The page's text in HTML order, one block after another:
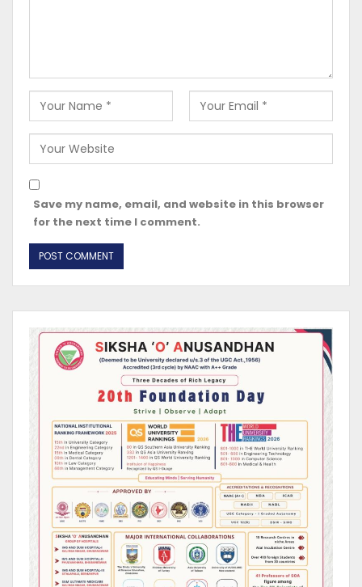
Save my name, email, and website in this browser
for the next time I comment.